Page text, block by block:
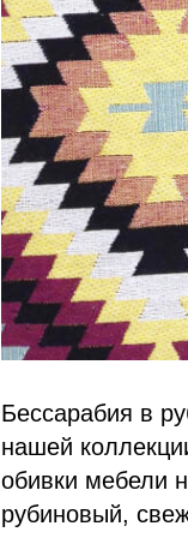
Бессарабия в
нашей
обивки мебели
рубиновый,